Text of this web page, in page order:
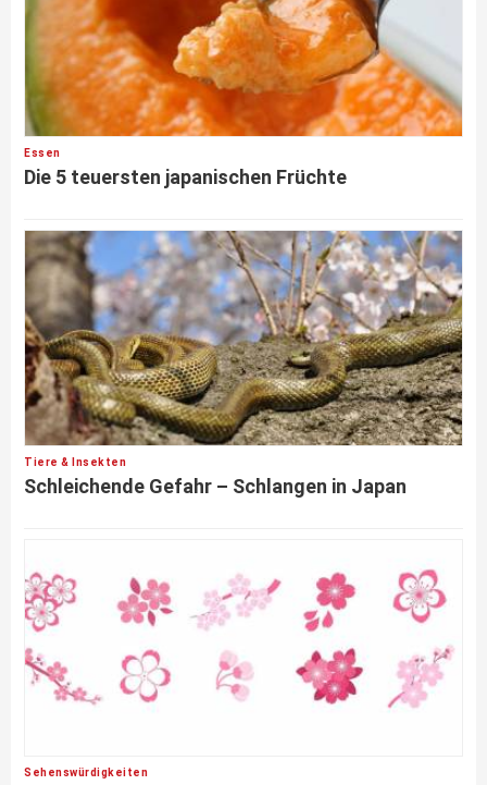
Essen
Die 5 teuersten japanischen Früchte
Tiere & Insekten
Schleichende Gefahr – Schlangen in Japan
Sehenswürdigkeiten